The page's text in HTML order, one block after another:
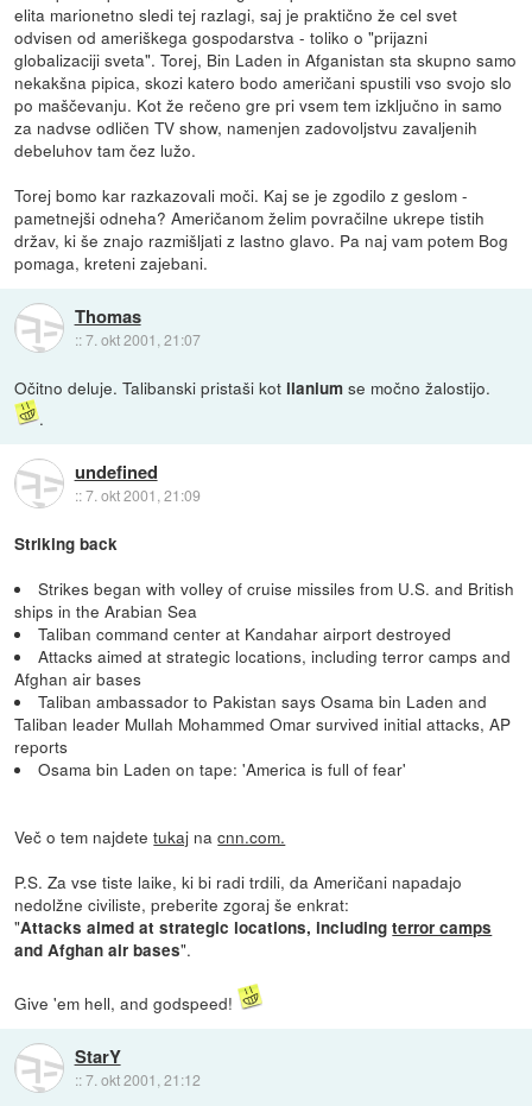
elita marionetno sledi tej razlagi, saj je praktično že cel svet
odvisen od ameriškega gospodarstva - toliko o "prijazni
globalizaciji sveta". Torej, Bin Laden in Afganistan sta skupno samo
nekakšna pipica, skozi katero bodo američani spustili vso svojo slo
po maščevanju. Kot že rečeno gre pri vsem tem izključno in samo
za nadvse odličen TV show, namenjen zadovoljstvu zavaljenih
debeluhov tam čez lužo.
Torej bomo kar razkazovali moči. Kaj se je zgodilo z geslom -
pametnejši odneha? Američanom želim povračilne ukrepe tistih
držav, ki še znajo razmišljati z lastno glavo. Pa naj vam potem Bog
pomaga, kreteni zajebani.
Thomas
::7. okt 2001, 21:07
Očitno deluje. Talibanski pristaši kot ilanium se močno žalostijo.
.
undefined
::7. okt 2001, 21:09
Striking back
Strikes began with volley of cruise missiles from U.S. and British
ships in the Arabian Sea
Taliban command center at Kandahar airport destroyed
Attacks aimed at strategic locations, including terror camps and
Afghan air bases
Taliban ambassador to Pakistan says Osama bin Laden and
Taliban leader Mullah Mohammed Omar survived initial attacks, AP
reports
Osama bin Laden on tape: 'America is full of fear'
Več o tem najdetetukaj nacnn.com.
P.S. Za vse tiste laike, ki bi radi trdili, da Američani napadajo
nedolžne civiliste, preberite zgoraj še enkrat:
"Attacks aimed at strategic locations, includingterror camps
and Afghan air bases".
Give 'em hell, and godspeed!
StarY
::7. okt 2001, 21:12